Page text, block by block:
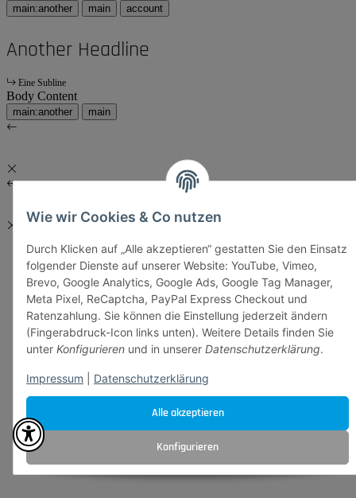
Alle akzeptieren
Konfigurieren
Wie wir Cookies & Co nutzen
Durch Klicken auf „Alle akzeptieren“ gestatten Sie den Einsatz
folgender Dienste auf unserer Website: YouTube, Vimeo,
Brevo, Google Analytics, Google Ads, Google Tag Manager,
Meta Pixel, ReCaptcha, PayPal Express Checkout und
Ratenzahlung. Sie können die Einstellung jederzeit ändern
(Fingerabdruck-Icon links unten). Weitere Details finden Sie
unter Konfigurieren und in unserer Datenschutzerklärung.
Impressum Datenschutzerklärung
main:another main account
Another Headline
Eine Subline
Body Content
main:another main